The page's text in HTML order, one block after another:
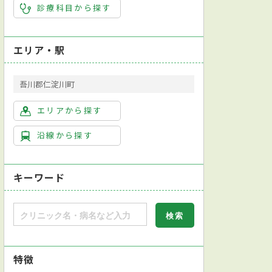
診療科目から探す
エリア・駅
吾川郡仁淀川町
エリアから探す
沿線から探す
キーワード
特徴